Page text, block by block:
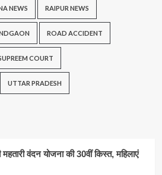
NEWS RAIPUR NEWS
ROAD ACCIDENT
COURT
UTTAR PRADESH
वंदन योजना की 30वीं किस्त, महिलाएं